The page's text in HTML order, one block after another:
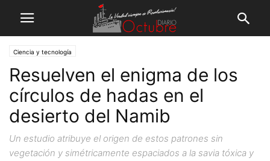
Ciencia y tecnología
Resuelven el enigma de los
círculos de hadas en el
desierto del Namib
Un estudio atribuye el origen de estos patrones sin
vegetación y simétricamente espaciados a la savia tóxica y